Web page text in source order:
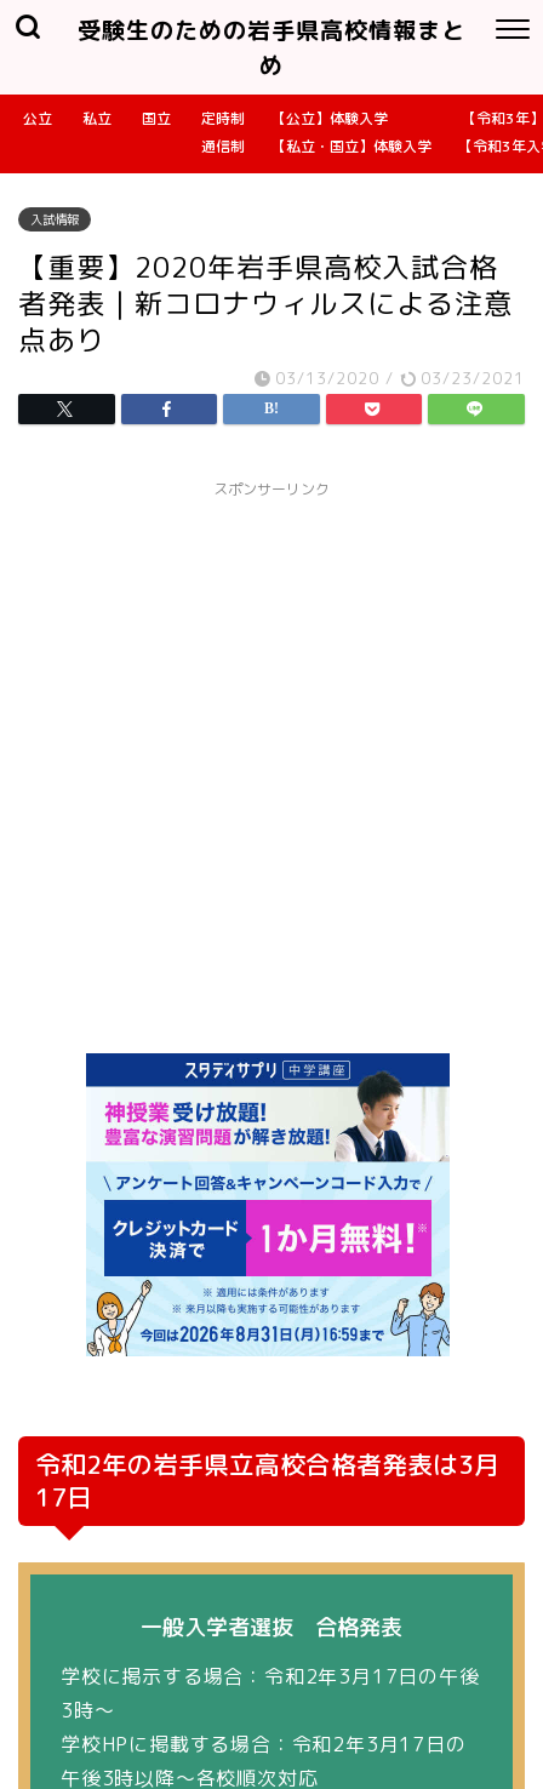
受験生のための岩手県高校情報まと
め
公立 私立 国立
定時制
通信制
【公立】体験入学
【私立・国立】体験入学
【令和3年
【令和3年
入試情報
【重要】2020年岩手県高校入試合格
者発表｜新コロナウィルスによる注意
点あり
03/13/2020 / 03/23/2021
スポンサーリンク
令和2年の岩手県立高校合格者発表は3月
17日
一般入学者選抜 合格発表
学校に掲示する場合：令和2年3月17日の午後
3時～
学校HPに掲載する場合：令和2年3月17日の
午後3時以降～各校順次対応